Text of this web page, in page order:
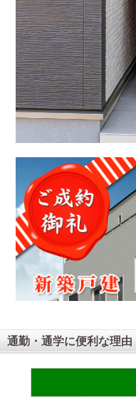
通勤・通学に便利な理由